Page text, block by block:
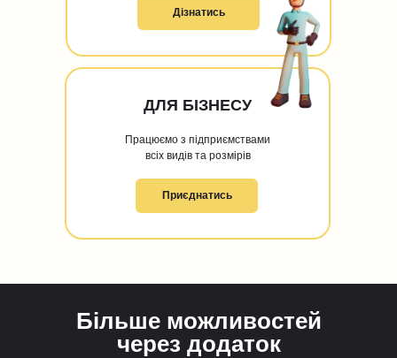
Дізнатись
Приєднатись
ДЛЯ БІЗНЕСУ
Працюємо з підприємствами
всіх видів та розмірів
Бiльше можливостей
через додаток